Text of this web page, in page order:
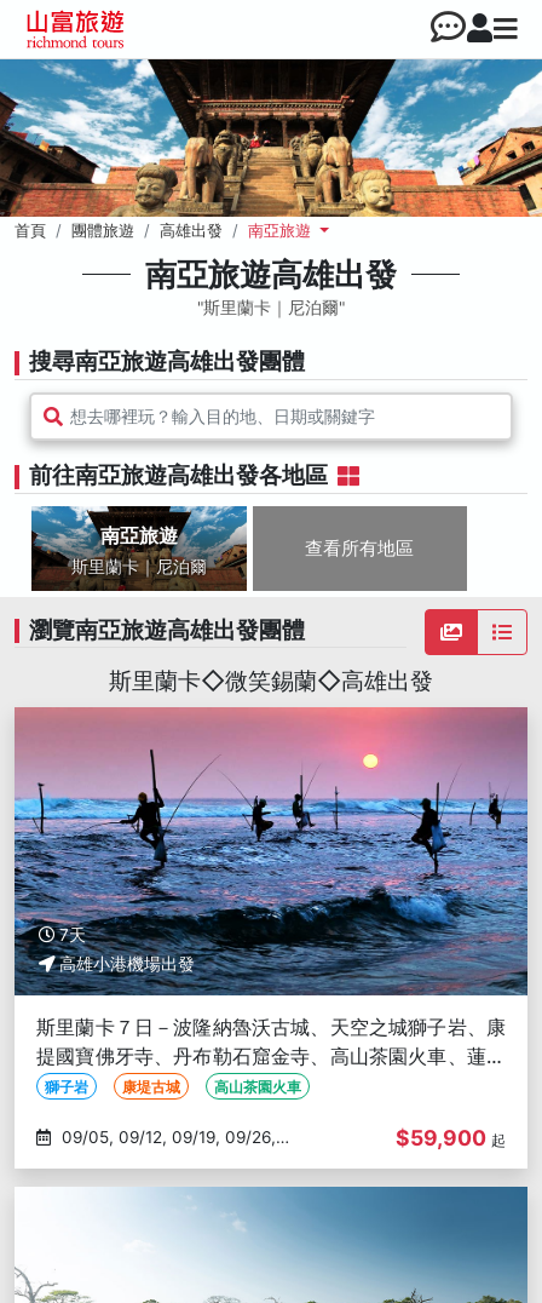
首頁 團體旅遊 高雄出發 南亞旅遊
南亞旅遊高雄出發
斯里蘭卡｜尼泊爾
搜尋南亞旅遊高雄出發團體
想去哪裡玩？輸入目的地、日期或關鍵字
前往南亞旅遊高雄出發各地區
南亞旅遊
斯里蘭卡｜尼泊爾
查看所有地區
瀏覽南亞旅遊高雄出發團體
斯里蘭卡◇微笑錫蘭◇高雄出發
7天
高雄小港機場出發
斯里蘭卡７日－波隆納魯沃古城、天空之城獅子岩、康
提國寶佛牙寺、丹布勒石窟金寺、高山茶園火車、蓮花
塔旋轉餐廳-高雄出發
獅子岩 康堤古城 高山茶園火車
10/03
$59,900 起